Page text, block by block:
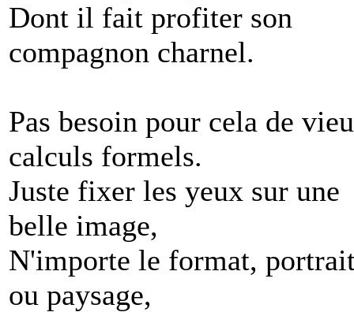
Dont il fait profiter son
compagnon charnel.
Pas besoin pour cela de
calculs formels.
Juste fixer les yeux sur une
belle image,
N'importe le format,
ou paysage,